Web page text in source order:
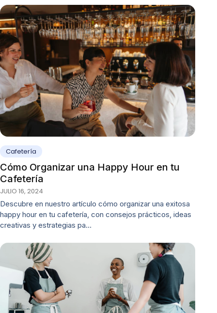
Cafetería
Cómo Organizar una Happy Hour en tu
Cafetería
JULIO 16, 2024
Descubre en nuestro artículo cómo organizar una exitosa
happy hour en tu cafetería, con consejos prácticos, ideas
creativas y estrategias pa…